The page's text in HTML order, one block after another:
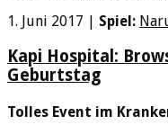
1. Juni 2017
Spiel:
Kapi Hospital:
Geburtstag
Tolles Event im